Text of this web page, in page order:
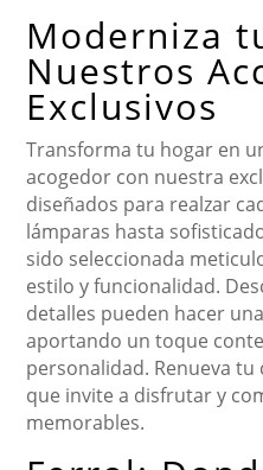
Moderniza
Nuestros
Exclusivos
Transforma tu hogar en
acogedor con nuestra
diseñados para realzar
lámparas hasta
sido seleccionada
estilo y funcionalidad.
detalles pueden hacer
aportando un toque
personalidad. Renueva tu
que invite a disfrutar y
memorables.